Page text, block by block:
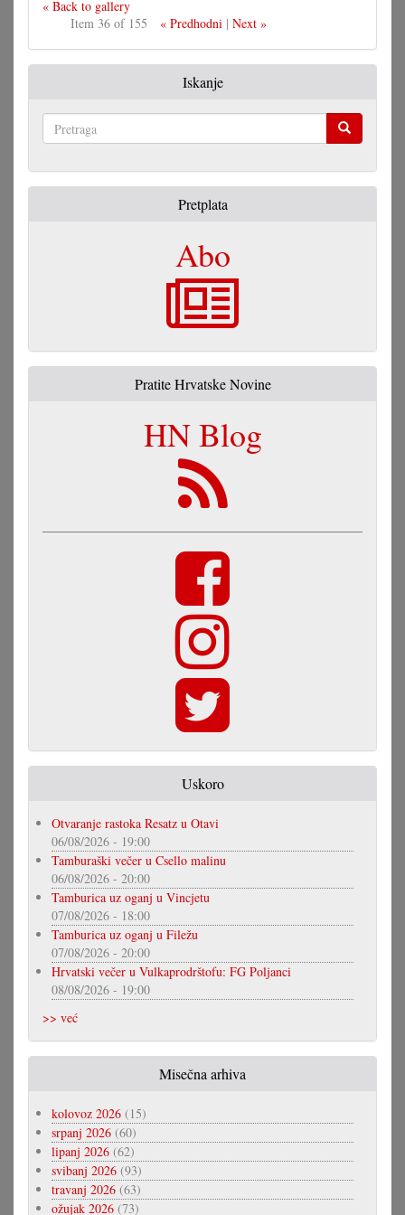
« Back to gallery
Item 36 of 155
« Predhodni| Next »
Iskanje
Pretplata
Abo
Pratite Hrvatske Novine
HN Blog
Uskoro
Otvaranje rastoka Resatz u Otavi
06/08/2026 - 19:00
Tamburaški večer u Csello malinu
06/08/2026 - 20:00
Tamburica uz oganj u Vincjetu
07/08/2026 - 18:00
Tamburica uz oganj u Filežu
07/08/2026 - 20:00
Hrvatski večer u Vulkaprodrštofu: FG Poljanci
08/08/2026 - 19:00
>> već
Misečna arhiva
kolovoz 2026 (15)
srpanj 2026 (60)
lipanj 2026 (62)
svibanj 2026 (93)
travanj 2026 (63)
ožujak 2026 (73)